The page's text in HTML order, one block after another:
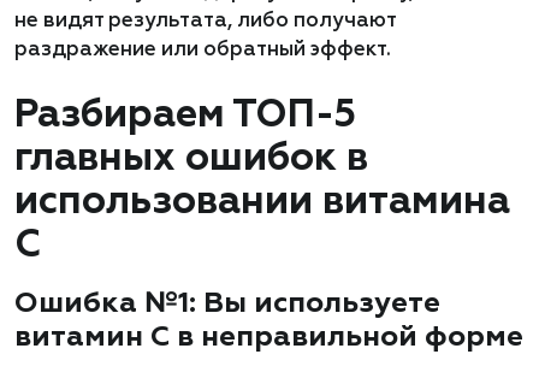
не видят результата, либо получают
раздражение или обратный эффект.
Разбираем ТОП-5
главных ошибок в
использовании витамина
C
Ошибка №1: Вы используете
витамин C в неправильной форме